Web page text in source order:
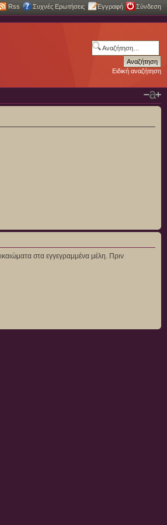
Rss Συχνές Ερωτήσεις Εγγραφή Σύνδεση
Ειδική αναζήτηση
στα εγγεγραμμένα μέλη. Πριν